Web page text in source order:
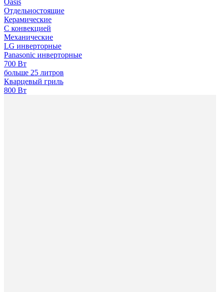
Отдельностоящие
Керамические
С конвекцией
Механические
LG инверторные
Panasonic инверторные
700 Вт
больше 25 литров
Кварцевый гриль
800 Вт